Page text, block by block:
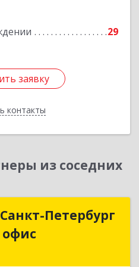
29
заявку
контакты
заявку
из соседних
Петербург
Петербург
офис